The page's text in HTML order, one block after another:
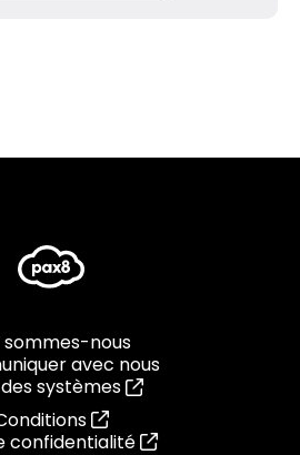
sommes-nous
avec nous
systèmes
confidentialité